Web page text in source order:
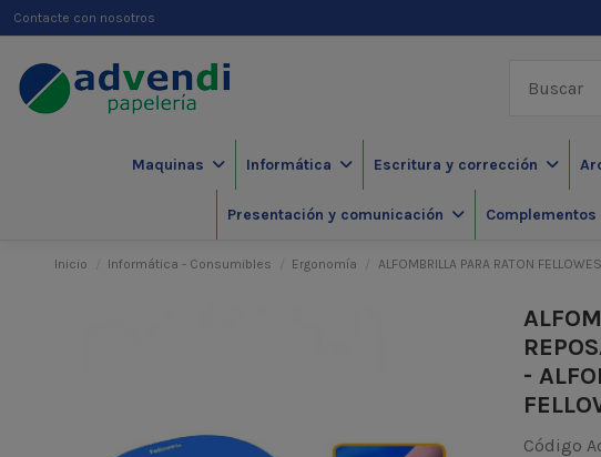
Contacte con nosotros
Maquinas Informática Escritura y corrección
Presentación y comunicación
Inicio Informática - Consumibles Ergonomía ALFOMBRILLA PARA RATON
-
Código